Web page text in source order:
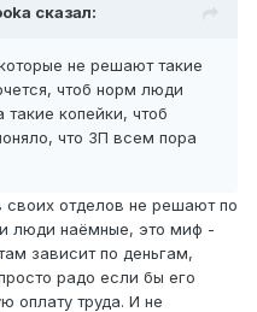
сказал:
не решают такие
чтоб норм люди
копейки, чтоб
что ЗП всем пора
своих отделов не решают по
люди наёмные, это миф -
зависит по деньгам,
радо если бы его
оплату труда. И не